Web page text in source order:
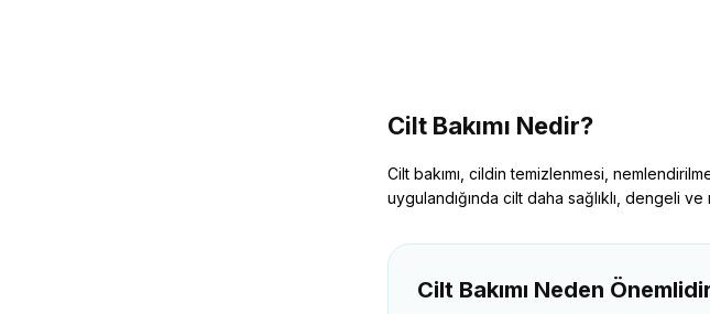
Cilt Bakımı Nedir?
Cilt bakımı, cildin temizlenmesi,
uygulandığında cilt daha sağlıklı, dengeli ve
Cilt Bakımı Neden